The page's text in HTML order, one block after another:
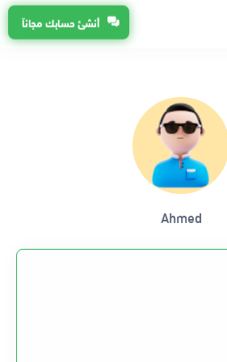
أنشئ حسابك مجاناً
Ahmed